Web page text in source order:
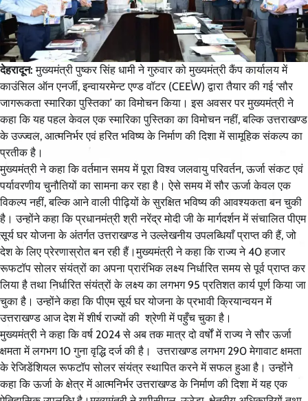
देहरादून:मुख्यमंत्री पुष्कर सिंह धामी ने गुरुवार को मुख्यमंत्री कैंप कार्यालय में
काउंसिल ऑन एनर्जी, इन्वायरमेन्ट एण्ड वॉटर (CEEW) द्वारा तैयार की गई ‘सौर
जागरूकता स्मारिका पुस्तिका’ का विमोचन किया। इस अवसर पर मुख्यमंत्री ने
कहा कि यह पहल केवल एक स्मारिका पुस्तिका का विमोचन नहीं, बल्कि उत्तराखण्ड
के उज्ज्वल, आत्मनिर्भर एवं हरित भविष्य के निर्माण की दिशा में सामूहिक संकल्प का
प्रतीक है।
मुख्यमंत्री ने कहा कि वर्तमान समय में पूरा विश्व जलवायु परिवर्तन, ऊर्जा संकट एवं
पर्यावरणीय चुनौतियों का सामना कर रहा है। ऐसे समय में सौर ऊर्जा केवल एक
विकल्प नहीं, बल्कि आने वाली पीढ़ियों के सुरक्षित भविष्य की आवश्यकता बन चुकी
है। उन्होंने कहा कि प्रधानमंत्री श्री नरेंद्र मोदी जी के मार्गदर्शन में संचालित पीएम
सूर्य घर योजना के अंतर्गत उत्तराखण्ड ने उल्लेखनीय उपलब्धियाँ प्राप्त की हैं, जो
देश के लिए प्रेरणास्रोत बन रही हैं।मुख्यमंत्री ने कहा कि राज्य ने 40 हजार
रूफटॉप सोलर संयंत्रों का अपना प्रारंभिक लक्ष्य निर्धारित समय से पूर्व प्राप्त कर
लिया है तथा निर्धारित संयंत्रों के लक्ष्य का लगभग 95 प्रतिशत कार्य पूर्ण किया जा
चुका है। उन्होंने कहा कि पीएम सूर्य घर योजना के प्रभावी क्रियान्वयन में
उत्तराखण्ड आज देश में शीर्ष राज्यों की श्रेणी में पहुँच चुका है।
मुख्यमंत्री ने कहा कि वर्ष 2024 से अब तक मात्र दो वर्षों में राज्य ने सौर ऊर्जा
क्षमता में लगभग 10 गुना वृद्धि दर्ज की है। उत्तराखण्ड लगभग 290 मेगावाट क्षमता
के रेजिडेंशियल रूफटॉप सोलर संयंत्र स्थापित करने में सफल हुआ है। उन्होंने
कहा कि ऊर्जा के क्षेत्र में आत्मनिर्भर उत्तराखण्ड के निर्माण की दिशा में यह एक